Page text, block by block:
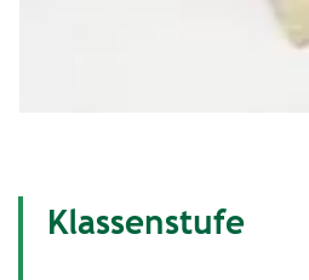
Klassenstufe